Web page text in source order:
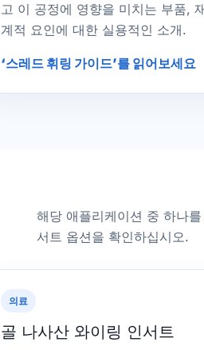
고 이 공정에 영향을 미치는 부품,
계적 요인에 대한 실용적인 소개.
‘스레드 휘링 가이드’를 읽어보세요
해당 애플리케이션 중 하나
서트 옵션을 확인하십시오.
의료
골 나사산 와이링 인서트